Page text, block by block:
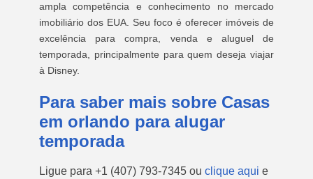
ampla competência e conhecimento no mercado
imobiliário dos EUA. Seu foco é oferecer imóveis de
excelência para compra, venda e aluguel de
temporada, principalmente para quem deseja viajar
à Disney.
Para saber mais sobre Casas
em orlando para alugar
temporada
Ligue para +1 (407) 793-7345 ou clique aqui e